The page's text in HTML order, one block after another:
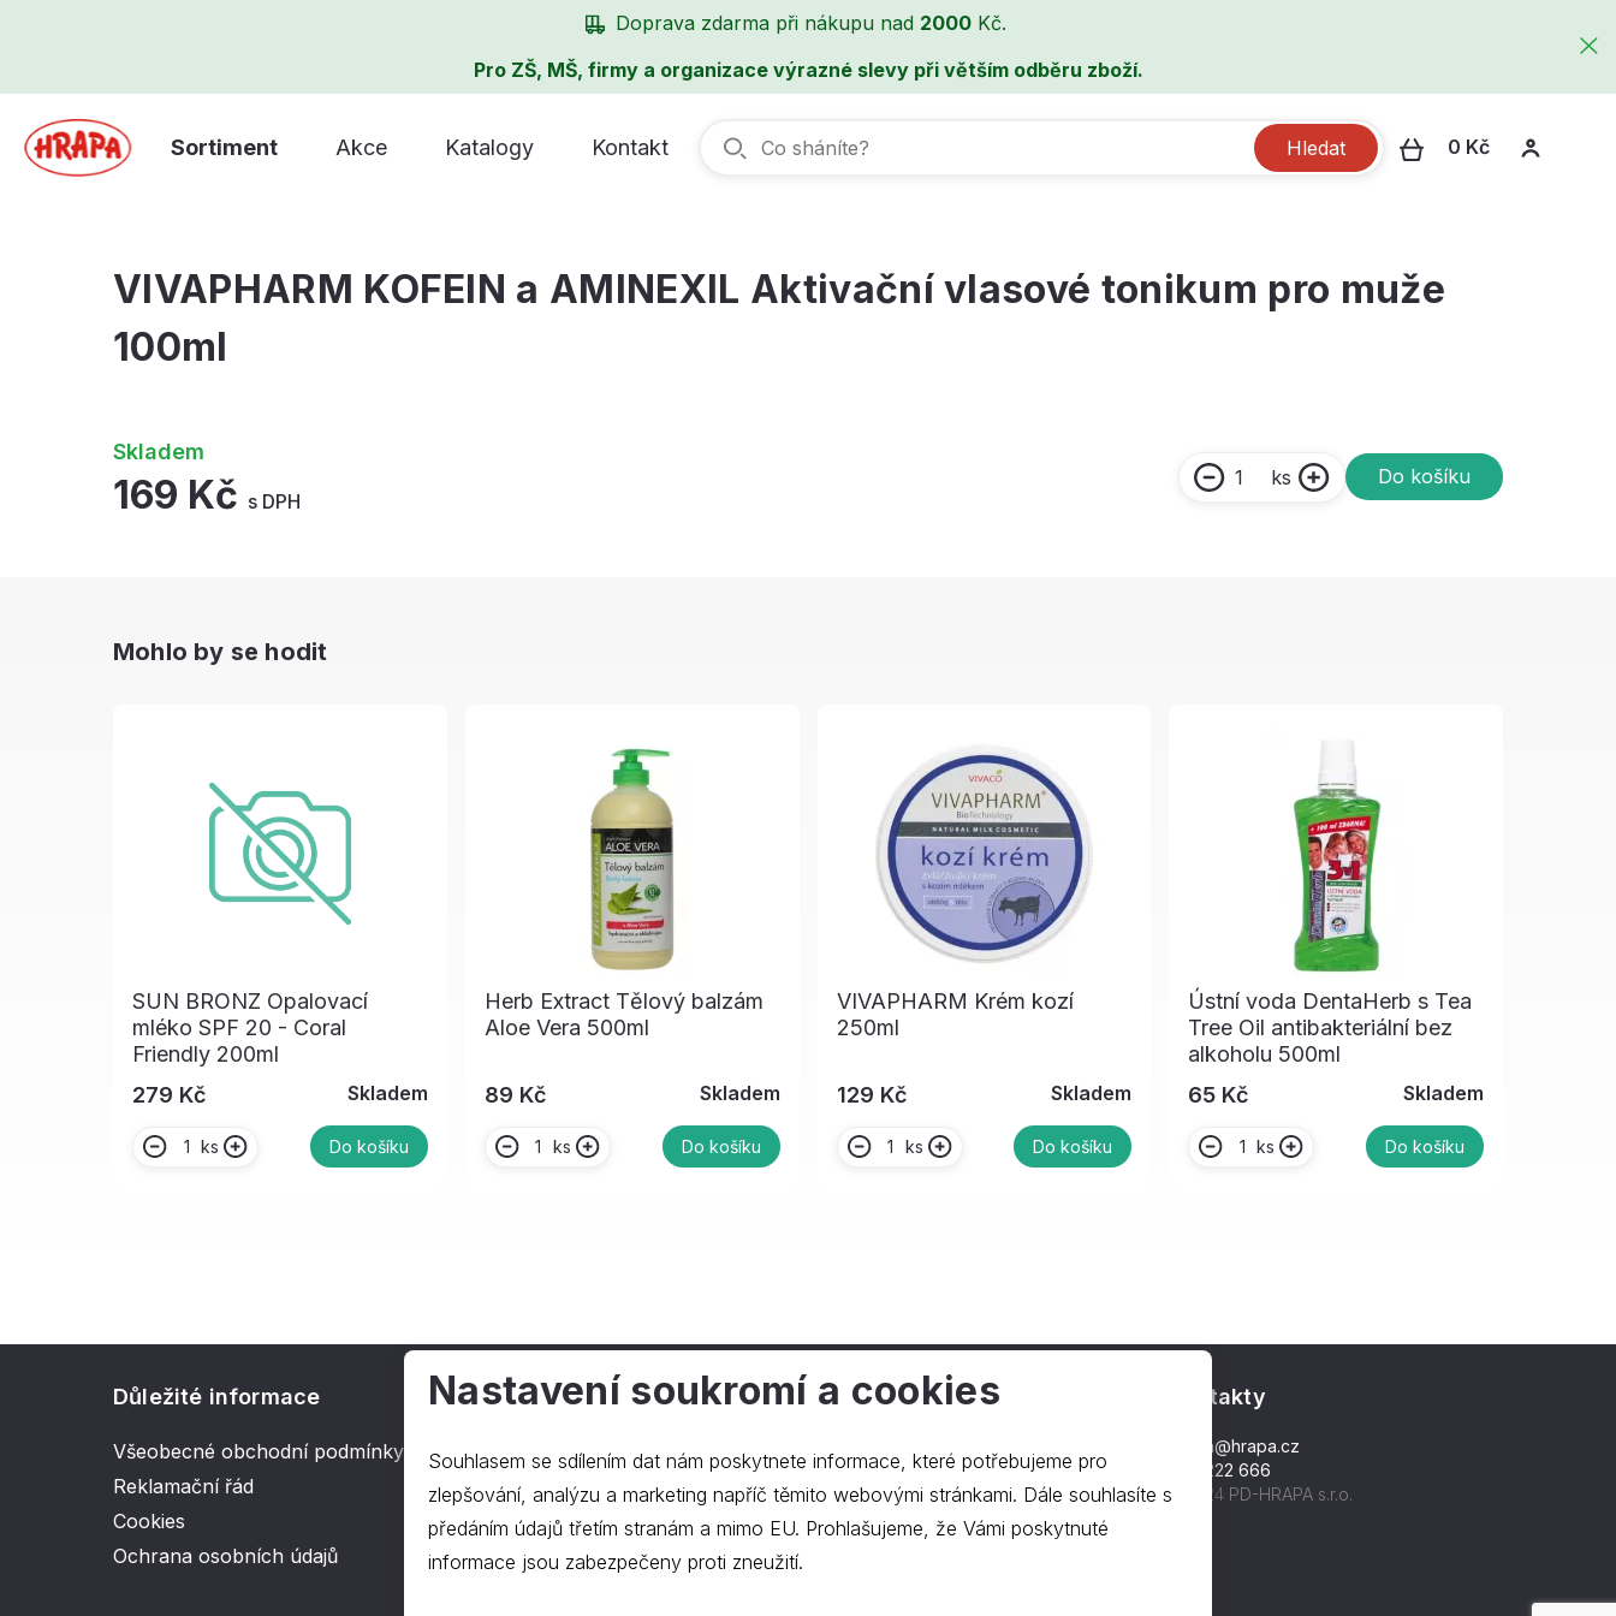
Doprava zdarma při nákupu nad 2000 Kč.
Pro ZŠ, MŠ, firmy a organizace výrazné slevy při větším odběru zboží.
Sortiment Akce Katalogy Kontakt Hledat 0 Kč
VIVAPHARM KOFEIN a AMINEXIL Aktivační vlasové tonikum pro muže
100ml
Skladem
169 Kč s DPH
ks Do košíku
Mohlo by se hodit
SUN BRONZ Opalovací
mléko SPF 20 - Coral
Friendly 200ml
279 Kč
Skladem
ks Do košíku
Herb Extract Tělový balzám
Aloe Vera 500ml
89 Kč Skladem
ks Do košíku
VIVAPHARM Krém kozí
250ml
129 Kč Skladem
ks Do košíku
Ústní voda DentaHerb s Tea
Tree Oil antibakteriální bez
alkoholu 500ml
65 Kč
Skladem
ks Do košíku
Důležité informace
Všeobecné obchodní podmínky
Reklamační řád
Cookies
Ochrana osobních údajů
O společnosti
Kontakt
O nás
Kontakty
hrapa@hrapa.cz
577 222 666
©2024 PD-HRAPA s.r.o.
Nastavení soukromí a cookies
Souhlasem se sdílením dat nám poskytnete informace, které potřebujeme pro
zlepšování, analýzu a marketing napříč těmito webovými stránkami. Dále souhlasíte s
předáním údajů třetím stranám a mimo EU. Prohlašujeme, že Vámi poskytnuté
informace jsou zabezpečeny proti zneužití.